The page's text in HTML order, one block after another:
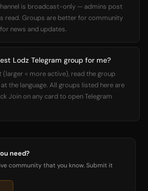
is broadcast-only — admins post
read. Groups are better for community
news and updates.
Lodz Telegram group for me?
= more active), read the group
the language. All groups listed here are
Join on any card to open Telegram
need?
community that you know. Submit it